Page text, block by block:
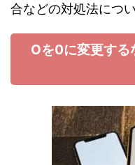
合などの対処法につ
Oを0に変更する